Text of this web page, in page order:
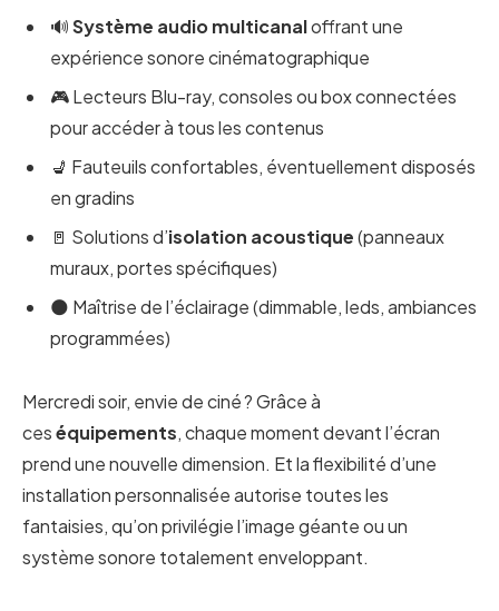
🔊Système audio multicanaloffrant une
expérience sonore cinématographique
🎮 Lecteurs Blu-ray, consoles ou box connectées
pour accéder à tous les contenus
💺 Fauteuils confortables, éventuellement disposés
en gradins
🚪 Solutions d’isolation acoustique(panneaux
muraux, portes spécifiques)
🌑 Maîtrise de l’éclairage (dimmable, leds, ambiances
programmées)
Mercredi soir, envie de ciné ? Grâce à
ceséquipements, chaque moment devant l’écran
prend une nouvelle dimension. Et la flexibilité d’une
installation personnalisée autorise toutes les
fantaisies, qu’on privilégie l’image géante ou un
système sonore totalement enveloppant.